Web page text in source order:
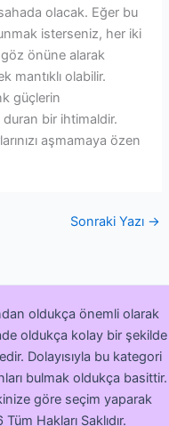
olacak. Eğer bu
isterseniz, her iki
önüne alarak
mantıklı olabilir.
güçlerin
bir ihtimaldir.
aşmamaya özen
Sonraki Yazı →
oldukça önemli olarak
oldukça kolay bir şekilde
Dolayısıyla bu kategori
bulmak oldukça basittir.
göre seçim yaparak
Tüm Hakları Saklıdır.